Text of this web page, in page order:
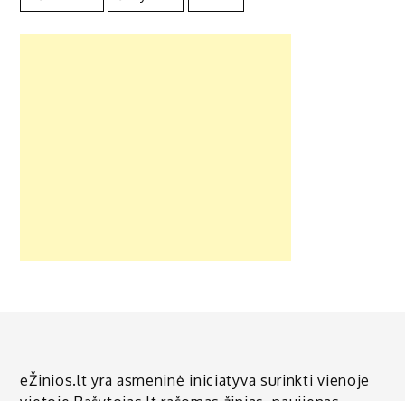
eŽinios.lt yra asmeninė iniciatyva surinkti vienoje